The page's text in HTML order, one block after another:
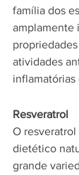
família dos
amplamente
atividades
Resveratrol
O
dietético
grande